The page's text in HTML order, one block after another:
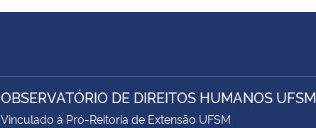
OBSERVATÓRIO DE DIREITOS HUMANOS UFSM
Vinculado à Pró-Reitoria de Extensão UFSM